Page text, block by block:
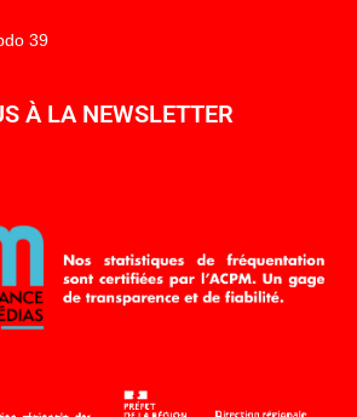
39
À LA NEWSLETTER